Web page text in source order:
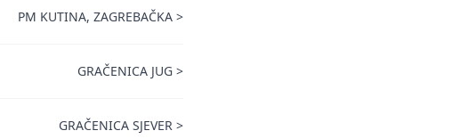
PM KUTINA, ZAGREBAČKA >
GRAČENICA JUG >
GRAČENICA SJEVER >